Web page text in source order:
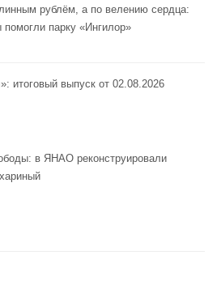
рублём, а по велению сердца:
помогли парку «Ингилор»
итоговый выпуск от 02.08.2026
в ЯНАО реконструировали